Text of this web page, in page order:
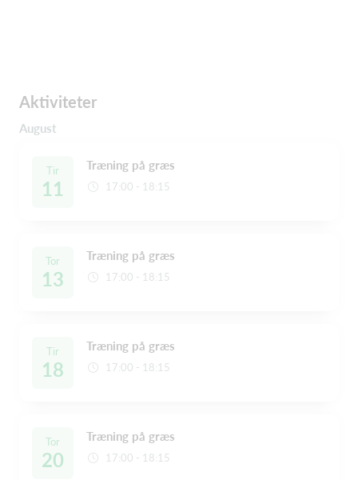
Aktiviteter
August
Tir
11
Træning på græs
17:00 - 18:15
Tor
13
Træning på græs
17:00 - 18:15
Tir
18
Træning på græs
17:00 - 18:15
Tor
20
Træning på græs
17:00 - 18:15